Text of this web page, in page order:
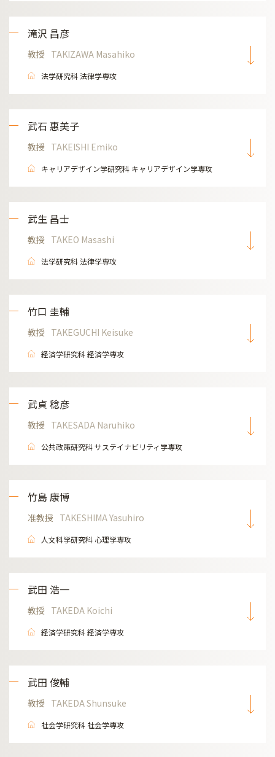
滝沢 昌彦
教授 TAKIZAWA Masahiko
法学研究科 法律学専攻
武石 惠美子
教授 TAKEISHI Emiko
キャリアデザイン学研究科 キャリアデザイン学専攻
武生 昌士
教授 TAKEO Masashi
法学研究科 法律学専攻
竹口 圭輔
教授 TAKEGUCHI Keisuke
経済学研究科 経済学専攻
武貞 稔彦
教授 TAKESADA Naruhiko
公共政策研究科 サステイナビリティ学専攻
竹島 康博
准教授 TAKESHIMA Yasuhiro
人文科学研究科 心理学専攻
武田 浩一
教授 TAKEDA Koichi
経済学研究科 経済学専攻
武田 俊輔
教授 TAKEDA Shunsuke
社会学研究科 社会学専攻